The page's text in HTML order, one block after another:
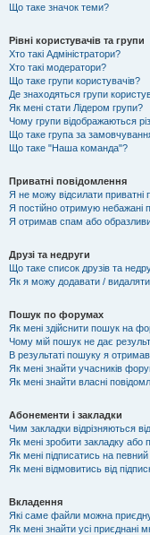
Що таке значок теми?
Рівні користувачів та групи
Хто такі Адміністратори?
Хто такі модератори?
Що таке групи користувачів?
Де знаходяться групи
Як мені стати Лідером групи?
Чому групи відображаються
Що таке група за
Що таке "Наша команда"?
Приватні повідомлення
Я не можу відсилати приватні
Я постійно отримую небажані
Я отримав спам або
Друзі та недруги
Що таке список друзів та
Як я можу додавати / видаляти
Пошук по форумах
Як мені здійснити пошук на
Чому мій пошук не дає
В результаті пошуку я
Як мені знайти учасників
Як мені знайти власні
Абонементи і закладки
Чим закладки відрізняються
Як мені зробити закладку або
Як мені підписатись на
Як мені відмовитись від
Вкладення
Які саме файли можна
Як мені знайти усі приєднані